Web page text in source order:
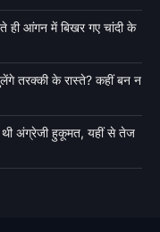
ही आंगन में बिखर गए चांदी के
तरक्की के रास्ते? कहीं बन न
थी अंग्रेजी हुकूमत, यहीं से तेज